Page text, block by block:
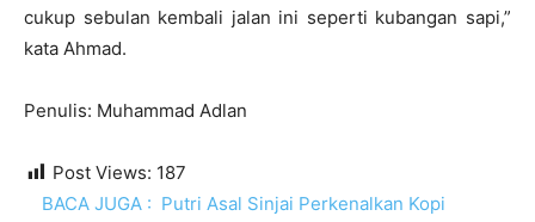
cukup sebulan kembali jalan ini seperti kubangan sapi,”
kata Ahmad.
Penulis: Muhammad Adlan
Post Views: 187
BACA JUGA : Putri Asal Sinjai Perkenalkan Kopi